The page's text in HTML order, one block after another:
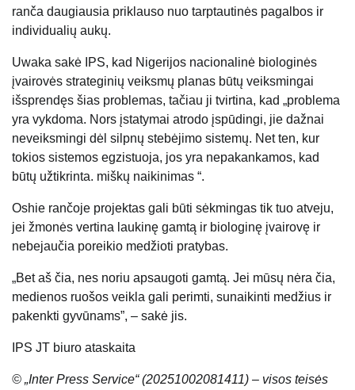
ranča daugiausia priklauso nuo tarptautinės pagalbos ir
individualių aukų.
Uwaka sakė IPS, kad Nigerijos nacionalinė biologinės
įvairovės strateginių veiksmų planas būtų veiksmingai
išsprendęs šias problemas, tačiau ji tvirtina, kad „problema
yra vykdoma. Nors įstatymai atrodo įspūdingi, jie dažnai
neveiksmingi dėl silpnų stebėjimo sistemų. Net ten, kur
tokios sistemos egzistuoja, jos yra nepakankamos, kad
būtų užtikrinta. miškų naikinimas “.
Oshie rančoje projektas gali būti sėkmingas tik tuo atveju,
jei žmonės vertina laukinę gamtą ir biologinę įvairovę ir
nebejaučia poreikio medžioti pratybas.
„Bet aš čia, nes noriu apsaugoti gamtą. Jei mūsų nėra čia,
medienos ruošos veikla gali perimti, sunaikinti medžius ir
pakenkti gyvūnams”, – sakė jis.
IPS JT biuro ataskaita
© „Inter Press Service“ (20251002081411) – visos teisės